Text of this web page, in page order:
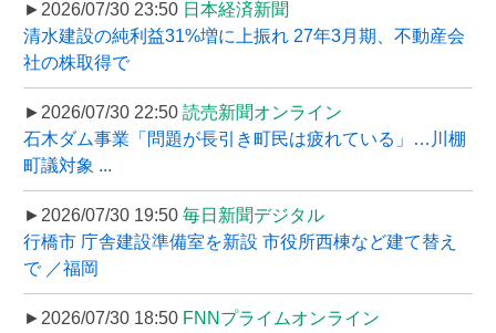
►2026/07/30 23:50 日本経済新聞
清水建設の純利益31%増に上振れ 27年3月期、不動産会
社の株取得で
►2026/07/30 22:50 読売新聞オンライン
石木ダム事業「問題が長引き町民は疲れている」…川棚
町議対象 ...
►2026/07/30 19:50 毎日新聞デジタル
行橋市 庁舎建設準備室を新設 市役所西棟など建て替え
で ／福岡
►2026/07/30 18:50 FNNプライムオンライン